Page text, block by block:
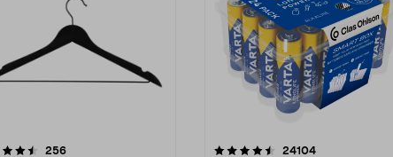
256anmeldelser
4.5av 5 stjerner 24104anmeldelser
4.5av 5 stjerner